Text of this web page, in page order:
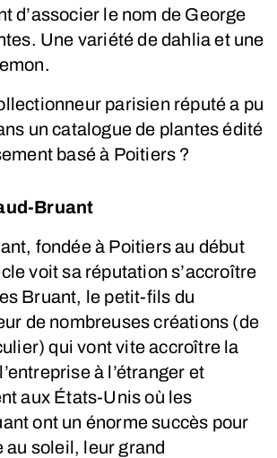
d’associer le nom de George
Une variété de dahlia et une
parisien réputé a pu
un catalogue de plantes édité
basé à Poitiers ?
Bruant
fondée à Poitiers au début
voit sa réputation s’accroître
Bruant, le petit-fils du
de nombreuses créations (de
qui vont vite accroître la
à l’étranger et
aux États-Unis où les
ont un énorme succès pour
au soleil, leur grand